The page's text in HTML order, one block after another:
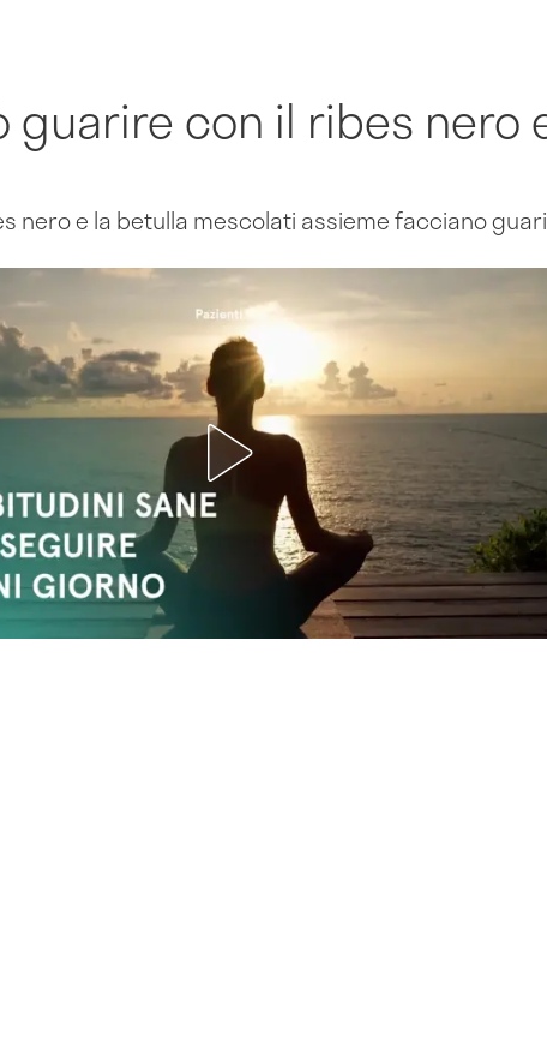
guarire con il ribes nero
nero e la betulla mescolati assieme facciano